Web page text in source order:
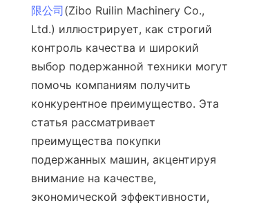
限公司(Zibo Ruilin Machinery Co.,
Ltd.) иллюстрирует, как строгий
контроль качества и широкий
выбор подержанной техники могут
помочь компаниям получить
конкурентное преимущество. Эта
статья рассматривает
преимущества покупки
подержанных машин, акцентируя
внимание на качестве,
экономической эффективности,